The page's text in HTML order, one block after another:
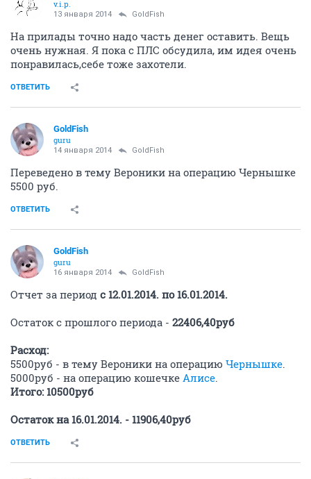
v.i.p.
13 января 2014 GoldFish
На прилады точно надо часть денег оставить. Вещь
очень нужная. Я пока с ПЛС обсудила, им идея очень
понравилась,себе тоже захотели.
ОТВЕТИТЬ
GoldFish
guru
14 января 2014 GoldFish
Переведено в тему Вероники на операцию Чернышке
5500 руб.
ОТВЕТИТЬ
GoldFish
guru
16 января 2014 GoldFish
Отчет за период с 12.01.2014. по 16.01.2014.
Остаток с прошлого периода - 22406,40руб
Расход:
5500руб - в тему Вероники на операцию Чернышке.
5000руб - на операцию кошечке Алисе.
Итого: 10500руб
Остаток на 16.01.2014. - 11906,40руб
ОТВЕТИТЬ